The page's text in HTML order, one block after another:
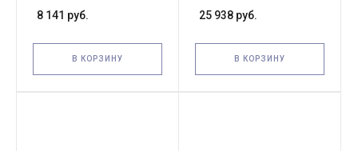
8 141 руб.
В КОРЗИНУ
25 938 руб.
В КОРЗИНУ